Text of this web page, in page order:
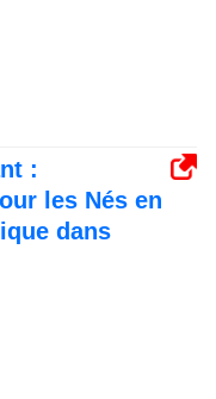
:
les Nés en
dans